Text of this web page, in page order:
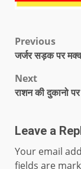
Previous
जर्जर सड़क पर
Next
राशन की दुकानो
Leave a
Your email
fields are